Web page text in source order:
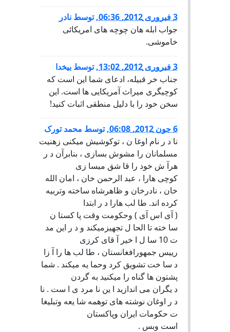
3 فبروری 2012, 06:36 ,توسط نادر
جواب ابله هان چوچه های امریکائی
خاموشی.
3 فبروری 2012, 13:02 ,توسط بیخدا
جناب خر قبیله، ادعای شما این است که
کوچیگری میراث آمریکایی ها است. این
سخن خود را با دلیل منطقی اثبات کنید!
6 جون 2012, 06:08 ,توسط محمد تورک
نا د ر نام اوغا ن ، توکوشیش میکنی زهنیت
مسلمانان را مشوش بسازی ، بنابرآن د ر
هرآ ش خود را قا شق میسا زی
کوچی هارا ، عبد الرحمن خان ، امان الله
خان ، نادرخان و ظاهرشاه ساخته وتربیه
کرده اند. طا لب هارا د ر ابتدا
( آی اس آی ) وحکومت وقت پا کستا ن
سا خته تا الحا ل تجهیزمیکند و د ر این مد
ت 10 سا ل ا خیر آ قای کرزی
رییس جمهورافغانستان ، طا لب ها را آ زا
د سا خت تشویق کرد وحما یه میکند . شما
پشتون ها گناه را میکنید به گردن
د یگران می اندازید ا ین نا مرد ی ا ست . نا
د ر اوغان نوشته های توهمه شا یعه وتبلیغا
ت حکومات ایران وپاکستان
است وبس .